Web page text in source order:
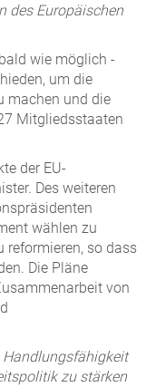
des Europäischen
wie möglich -
um die
machen und die
Mitgliedsstaaten
der EU-
Des weiteren
wählen zu
reformieren, so dass
Die Pläne
von
Handlungsfähigkeit
zu stärken